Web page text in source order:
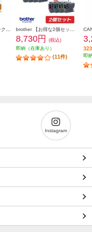
8,730円
(税込)
即納（在庫あり）
(11件) 即
Instagram